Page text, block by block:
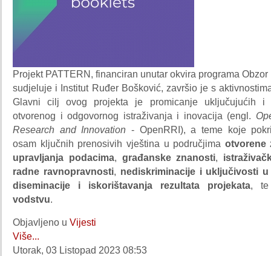
Projekt PATTERN, financiran unutar okvira programa
sudjeluje i Institut Ruđer Bošković, završio je s
Glavni cilj ovog projekta je promicanje uključujućih i
otvorenog i odgovornog istraživanja i inovacija (engl.
Research and Innovation - OpenRRI), a teme koje
osam ključnih prenosivih vještina u područjima otvorene
upravljanja podacima, građanske znanosti,
radne ravnopravnosti, nediskriminacije i uključivosti u
diseminacije i iskorištavanja rezultata projekata,
vodstvu.
Objavljeno u Vijesti
Više...
Utorak, 03 Listopad 2023 08:53